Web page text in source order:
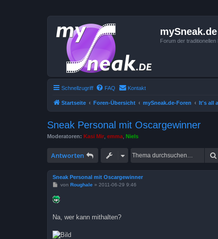
mySneak.de
Forum der
Schnellzugriff FAQ Kontakt
Startseite Foren-Übersicht mySneak.de-Foren It's all
Sneak Personal mit Oscargewinner
Moderatoren: Kasi Mir emma Niels
Antworten
Sneak Personal mit Oscargewinner
B
i
t
g
von Roughale» 2011-06-29 9:46
Na, wer kann mithalten?